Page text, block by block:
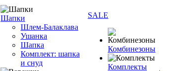
Шапки
Шлем-Балаклава
Ушанка
Шапка
Комплект: шапка
и снуд
SALE
Комбинезоны
Комплекты